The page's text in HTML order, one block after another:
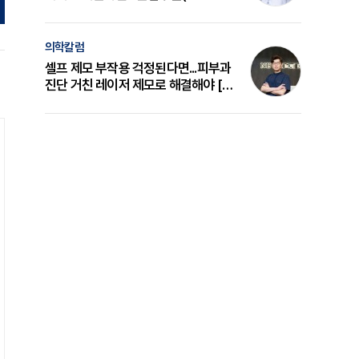
의학칼럼
셀프 제모 부작용 걱정된다면...피부과
진단 거친 레이저 제모로 해결해야 [변